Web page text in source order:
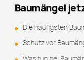
Baumängel
Die häufigsten
Schutz vor